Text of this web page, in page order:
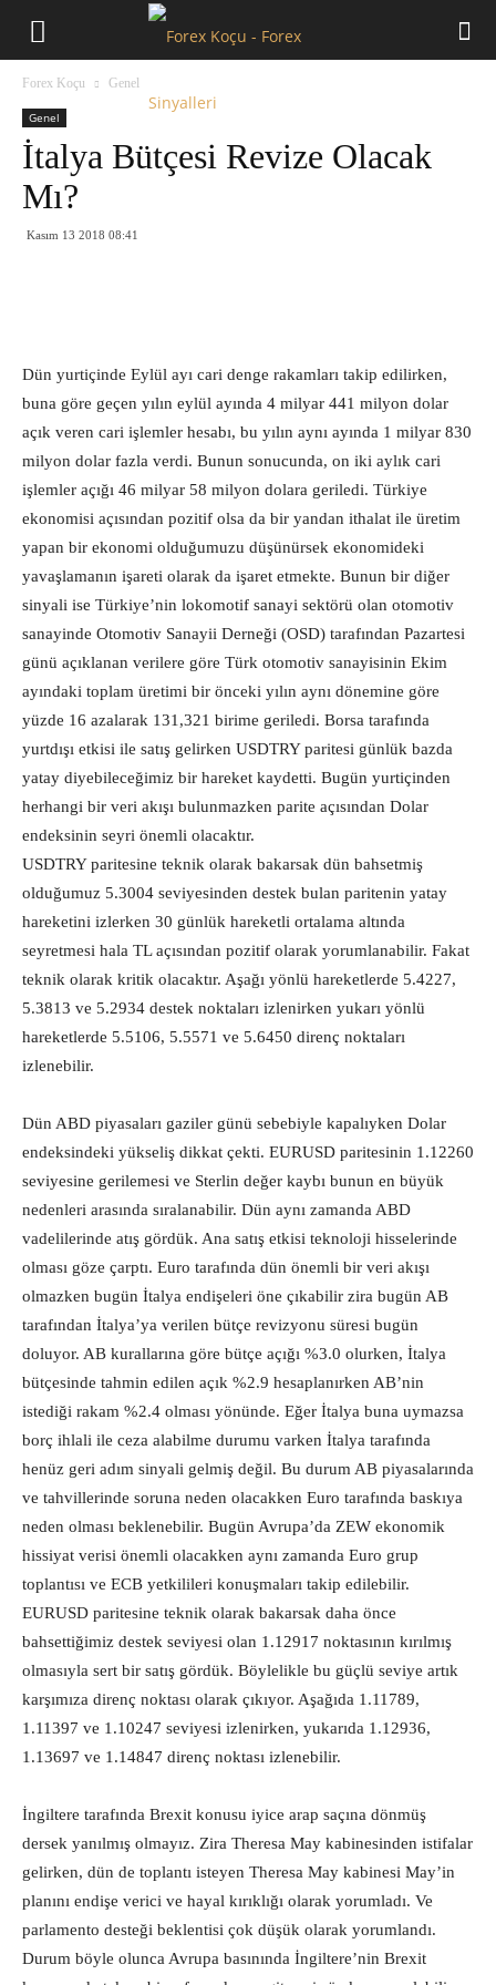
Forex Koçu Genel
Genel
İtalya Bütçesi Revize Olacak
Mı?
Kasım 13 2018 08:41
Dün yurtiçinde Eylül ayı cari denge rakamları takip edilirken,
buna göre geçen yılın eylül ayında 4 milyar 441 milyon dolar
açık veren cari işlemler hesabı, bu yılın aynı ayında 1 milyar 830
milyon dolar fazla verdi. Bunun sonucunda, on iki aylık cari
işlemler açığı 46 milyar 58 milyon dolara geriledi. Türkiye
ekonomisi açısından pozitif olsa da bir yandan ithalat ile üretim
yapan bir ekonomi olduğumuzu düşünürsek ekonomideki
yavaşlamanın işareti olarak da işaret etmekte. Bunun bir diğer
sinyali ise Türkiye’nin lokomotif sanayi sektörü olan otomotiv
sanayinde Otomotiv Sanayii Derneği (OSD) tarafından Pazartesi
günü açıklanan verilere göre Türk otomotiv sanayisinin Ekim
ayındaki toplam üretimi bir önceki yılın aynı dönemine göre
yüzde 16 azalarak 131,321 birime geriledi. Borsa tarafında
yurtdışı etkisi ile satış gelirken USDTRY paritesi günlük bazda
yatay diyebileceğimiz bir hareket kaydetti. Bugün yurtiçinden
herhangi bir veri akışı bulunmazken parite açısından Dolar
endeksinin seyri önemli olacaktır.
USDTRY paritesine teknik olarak bakarsak dün bahsetmiş
olduğumuz 5.3004 seviyesinden destek bulan paritenin yatay
hareketini izlerken 30 günlük hareketli ortalama altında
seyretmesi hala TL açısından pozitif olarak yorumlanabilir. Fakat
teknik olarak kritik olacaktır. Aşağı yönlü hareketlerde 5.4227,
5.3813 ve 5.2934 destek noktaları izlenirken yukarı yönlü
hareketlerde 5.5106, 5.5571 ve 5.6450 direnç noktaları
izlenebilir.
Dün ABD piyasaları gaziler günü sebebiyle kapalıyken Dolar
endeksindeki yükseliş dikkat çekti. EURUSD paritesinin 1.12260
seviyesine gerilemesi ve Sterlin değer kaybı bunun en büyük
nedenleri arasında sıralanabilir. Dün aynı zamanda ABD
vadelilerinde atış gördük. Ana satış etkisi teknoloji hisselerinde
olması göze çarptı. Euro tarafında dün önemli bir veri akışı
olmazken bugün İtalya endişeleri öne çıkabilir zira bugün AB
tarafından İtalya’ya verilen bütçe revizyonu süresi bugün
doluyor. AB kurallarına göre bütçe açığı %3.0 olurken, İtalya
bütçesinde tahmin edilen açık %2.9 hesaplanırken AB’nin
istediği rakam %2.4 olması yönünde. Eğer İtalya buna uymazsa
borç ihlali ile ceza alabilme durumu varken İtalya tarafında
henüz geri adım sinyali gelmiş değil. Bu durum AB piyasalarında
ve tahvillerinde soruna neden olacakken Euro tarafında baskıya
neden olması beklenebilir. Bugün Avrupa’da ZEW ekonomik
hissiyat verisi önemli olacakken aynı zamanda Euro grup
toplantısı ve ECB yetkilileri konuşmaları takip edilebilir.
EURUSD paritesine teknik olarak bakarsak daha önce
bahsettiğimiz destek seviyesi olan 1.12917 noktasının kırılmış
olmasıyla sert bir satış gördük. Böylelikle bu güçlü seviye artık
karşımıza direnç noktası olarak çıkıyor. Aşağıda 1.11789,
1.11397 ve 1.10247 seviyesi izlenirken, yukarıda 1.12936,
1.13697 ve 1.14847 direnç noktası izlenebilir.
İngiltere tarafında Brexit konusu iyice arap saçına dönmüş
dersek yanılmış olmayız. Zira Theresa May kabinesinden istifalar
gelirken, dün de toplantı isteyen Theresa May kabinesi May’in
planını endişe verici ve hayal kırıklığı olarak yorumladı. Ve
parlamento desteği beklentisi çok düşük olarak yorumlandı.
Durum böyle olunca Avrupa basınında İngiltere’nin Brexit